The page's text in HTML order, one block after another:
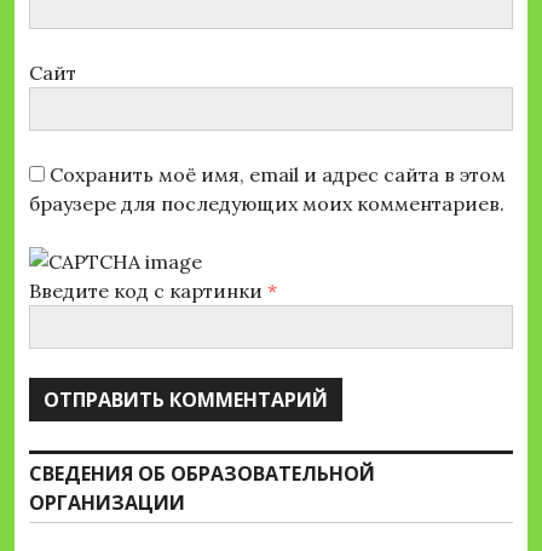
Сайт
Сохранить моё имя, email и адрес сайта в этом
браузере для последующих моих комментариев.
Введите код с картинки *
СВЕДЕНИЯ ОБ ОБРАЗОВАТЕЛЬНОЙ
ОРГАНИЗАЦИИ